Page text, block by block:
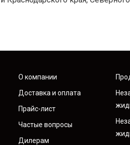
О компании
Доставка и оплата
Прайс-лист
Частые вопросы
Дилерам